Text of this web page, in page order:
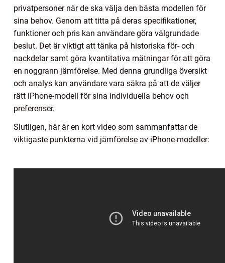
privatpersoner när de ska välja den bästa modellen för
sina behov. Genom att titta på deras specifikationer,
funktioner och pris kan användare göra välgrundade
beslut. Det är viktigt att tänka på historiska för- och
nackdelar samt göra kvantitativa mätningar för att göra
en noggrann jämförelse. Med denna grundliga översikt
och analys kan användare vara säkra på att de väljer
rätt iPhone-modell för sina individuella behov och
preferenser.
Slutligen, här är en kort video som sammanfattar de
viktigaste punkterna vid jämförelse av iPhone-modeller: